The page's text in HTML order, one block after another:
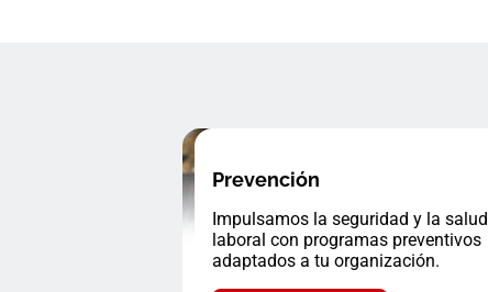
Prevención
Impulsamos la seguridad y la salud
laboral con programas preventivos
adaptados a tu organización.